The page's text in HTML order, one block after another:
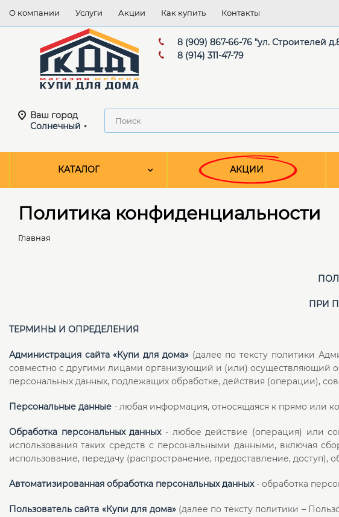
О компании Услуги Акции Как купить Контакты
8 (909) 867-66-76 "ул. Строителей
8 (914) 311-47-79
Ваш город
Солнечный
КАТАЛОГ АКЦИИ
Политика конфиденциальности
Главная
ПРИ
ТЕРМИНЫ И ОПРЕДЕЛЕНИЯ
Администрация сайта «Купи для дома»(далее по тексту политики
совместно с другими лицами организующий и (или) осуществляющий
персональных данных, подлежащих обработке, действия (операции),
Персональные данные - любая информация, относящаяся к прямо или
Обработка персональных данных- любое действие (операция) или
использования таких средств с персональными данными, включая
использование, передачу (распространение, предоставление,
Автоматизированная обработка персональных данных- обработка
Пользователь сайта «Купи для дома»(далее по тексту политики –